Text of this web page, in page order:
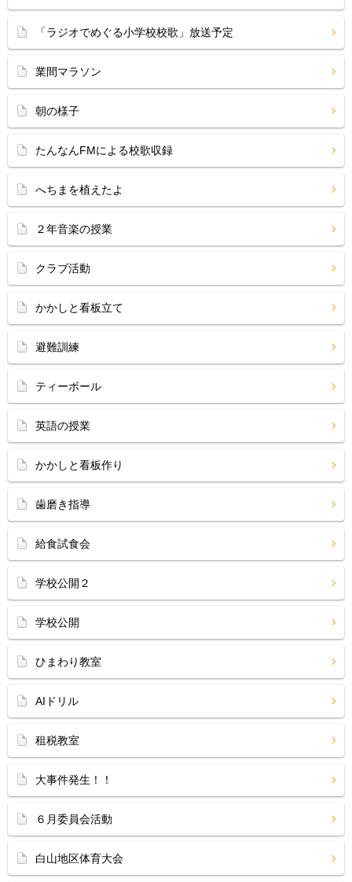
「ラジオでめぐる小学校校歌」放送予定
業間マラソン
朝の様子
たんなんFMによる校歌収録
へちまを植えたよ
２年音楽の授業
クラブ活動
かかしと看板立て
避難訓練
ティーボール
英語の授業
かかしと看板作り
歯磨き指導
給食試食会
学校公開２
学校公開
ひまわり教室
AIドリル
租税教室
大事件発生！！
６月委員会活動
白山地区体育大会